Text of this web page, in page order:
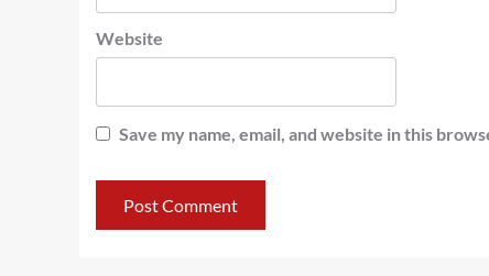
Website
Save my name, email, and website in this